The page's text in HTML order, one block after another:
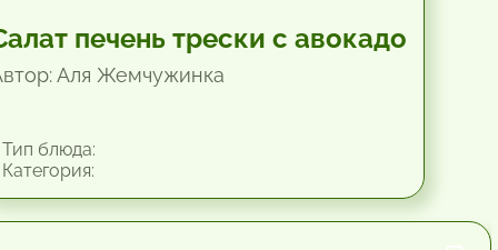
печень трески с авокадо
Аля Жемчужинка
блюда: